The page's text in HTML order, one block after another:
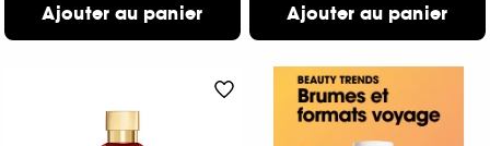
Ajouter au panier Ajouter au panier